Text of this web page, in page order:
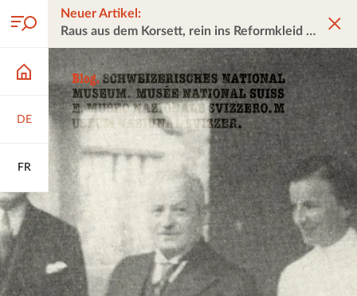
DE
FR
Neuer Artikel:
Raus aus dem Korsett, rein ins Reformkleid